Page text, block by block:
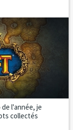
de l'année, je
collectés